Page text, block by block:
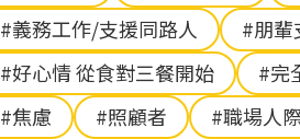
#義務工作/支援同路人
#朋輩
#好心情 從食對三餐開始
#完
#焦慮
#照顧者 #職場人際